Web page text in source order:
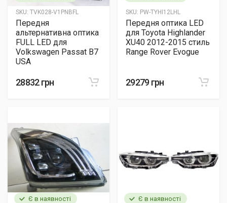
SKU: TVK028-V1PNBFL
Передня
альтернативна оптика
FULL LED для
Volkswagen Passat B7
USA
28832 грн
SKU: PW-TYHI12LHL
Передня оптика LED
для Toyota Highlander
XU40 2012-2015 стиль
Range Rover Evogue
29279 грн
Є в наявності Є в наявності